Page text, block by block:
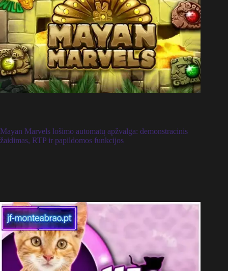
Mayan Marvels lošimo automatų apžvalga: demonstracinis
žaidimas, RTP ir papildomos funkcijos